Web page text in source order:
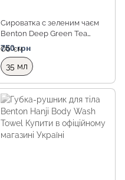
Сироватка с зеленим чаєм
Benton Deep Green Tea
Serum, 35 мл
750 грн
Об `єм
35 мл